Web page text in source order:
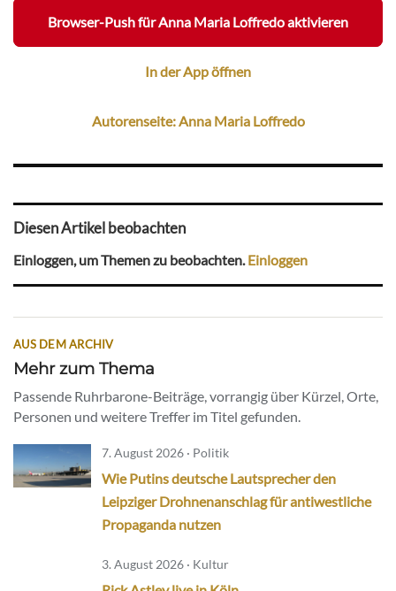
Browser-Push für Anna Maria Loffredo aktivieren
In der App öffnen
Autorenseite: Anna Maria Loffredo
Diesen Artikel beobachten
Einloggen, um Themen zu beobachten.Einloggen
AUS DEM ARCHIV
Mehr zum Thema
Passende Ruhrbarone-Beiträge, vorrangig über Kürzel, Orte,
Personen und weitere Treffer im Titel gefunden.
7. August 2026 · Politik
Wie Putins deutsche Lautsprecher den
Leipziger Drohnenanschlag für antiwestliche
Propaganda nutzen
3. August 2026 · Kultur